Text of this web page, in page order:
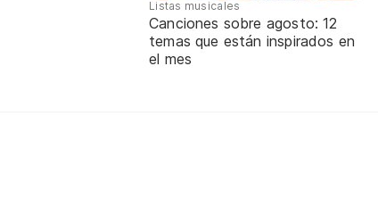
Listas musicales
Canciones sobre agosto: 12
temas que están inspirados en
el mes